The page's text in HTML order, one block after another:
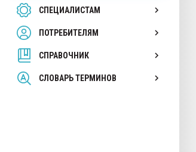
СПЕЦИАЛИСТАМ
ПОТРЕБИТЕЛЯМ
СПРАВОЧНИК
СЛОВАРЬ ТЕРМИНОВ